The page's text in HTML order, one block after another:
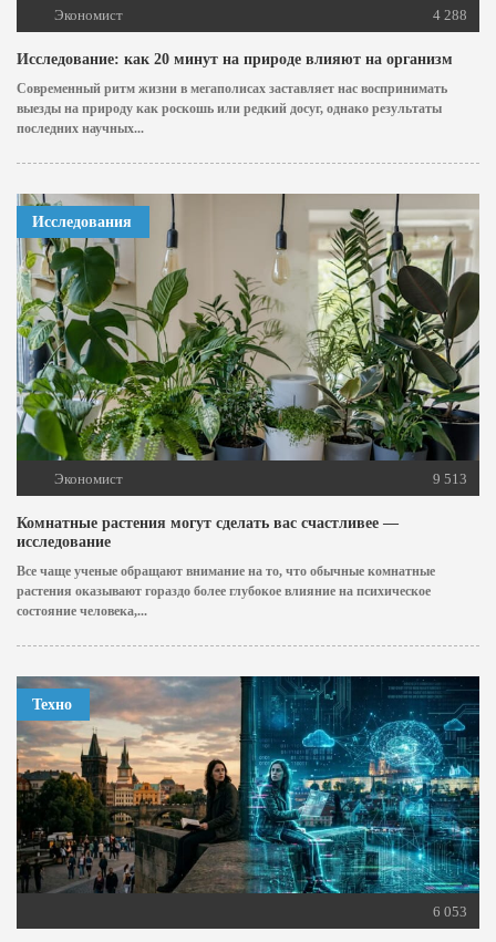
Экономист 4 288
Исследование: как 20 минут на природе влияют на организм
Современный ритм жизни в мегаполисах заставляет нас воспринимать
выезды на природу как роскошь или редкий досуг, однако результаты
последних научных...
Исследования
Экономист 9 513
Комнатные растения могут сделать вас счастливее —
исследование
Все чаще ученые обращают внимание на то, что обычные комнатные
растения оказывают гораздо более глубокое влияние на психическое
состояние человека,...
Техно
6 053